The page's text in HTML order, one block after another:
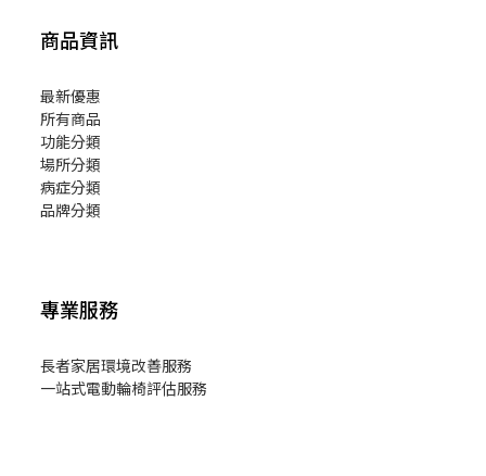
商品資訊
最新優惠
所有商品
功能分類
場所分類
病症分類
品牌分類
專業服務
長者家居環境改善服務
一站式電動輪椅評估服務